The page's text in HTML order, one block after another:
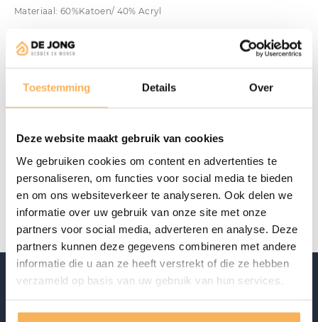
Toestemming Details Over
Deze website maakt gebruik van cookies
We gebruiken cookies om content en advertenties te
personaliseren, om functies voor social media te bieden
en om ons websiteverkeer te analyseren. Ook delen we
informatie over uw gebruik van onze site met onze
partners voor social media, adverteren en analyse. Deze
partners kunnen deze gegevens combineren met andere
informatie die u aan ze heeft verstrekt of die ze hebben
verzameld op basis van uw gebruik van hun services.
Materiaal: 60%Katoen/ 40% Acryl
€89,00
Specificaties